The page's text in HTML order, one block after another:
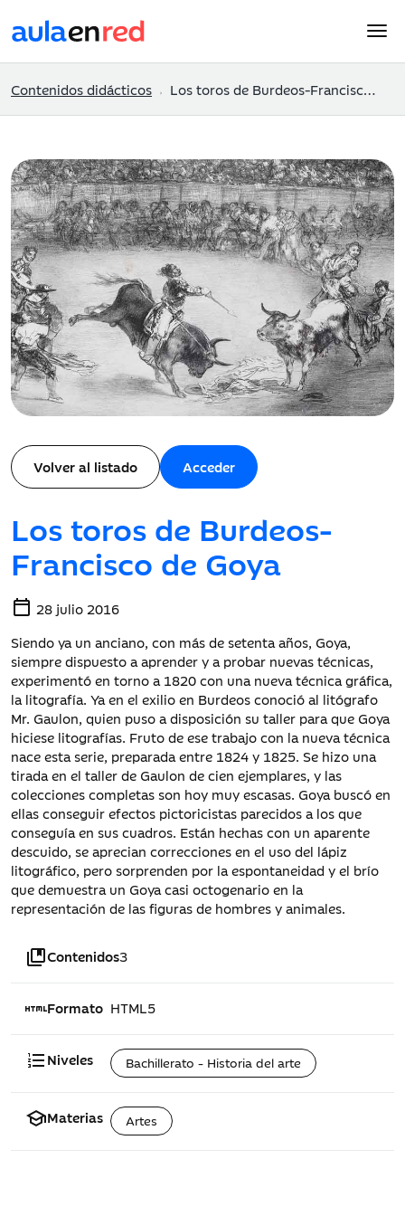
Contenidos didácticos Los toros de Burdeos-Francisco de Goya
Volver al listado Acceder
Los toros de Burdeos-
Francisco de Goya
calendar_today 28 julio 2016
Siendo ya un anciano, con más de setenta años, Goya,
siempre dispuesto a aprender y a probar nuevas técnicas,
experimentó en torno a 1820 con una nueva técnica gráfica,
la litografía. Ya en el exilio en Burdeos conoció al litógrafo
Mr. Gaulon, quien puso a disposición su taller para que Goya
hiciese litografías. Fruto de ese trabajo con la nueva técnica
nace esta serie, preparada entre 1824 y 1825. Se hizo una
tirada en el taller de Gaulon de cien ejemplares, y las
colecciones completas son hoy muy escasas. Goya buscó en
ellas conseguir efectos pictoricistas parecidos a los que
conseguía en sus cuadros. Están hechas con un aparente
descuido, se aprecian correcciones en el uso del lápiz
litográfico, pero sorprenden por la espontaneidad y el brío
que demuestra un Goya casi octogenario en la
representación de las figuras de hombres y animales.
collections_bookmarkContenidos3
htmlFormato HTML5
format_list_numberedNiveles Bachillerato - Historia del arte
schoolMaterias Artes